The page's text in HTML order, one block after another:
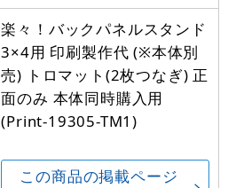
楽々！バックパネルスタンド
3×4用 印刷製作代 (※本体別
売) トロマット(2枚つなぎ) 正
面のみ 本体同時購入用
(Print-19305-TM1)
この商品の掲載ページ